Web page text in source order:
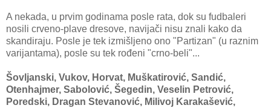
A nekada, u prvim godinama posle rata, dok su fudbaleri
nosili crveno-plave dresove, navijači nisu znali kako da
skandiraju. Posle je tek izmišljeno ono "Partizan" (u raznim
varijantama), posle su tek rođeni "crno-beli"...
Šovljanski, Vukov, Horvat, Muškatirović, Sandić,
Otenhajmer, Sabolović, Šegedin, Veselin Petrović,
Poredski, Dragan Stevanović, Milivoj Karakašević,